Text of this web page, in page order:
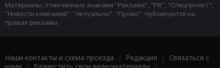
Материалы, отмеченные знаками "Реклама", "PR", "Спецпроект",
"Новости компаний", "Актуально", "Промо", публикуются на
правах рекламы.
Наши контакты и схема проезда | Редакция | Связаться с